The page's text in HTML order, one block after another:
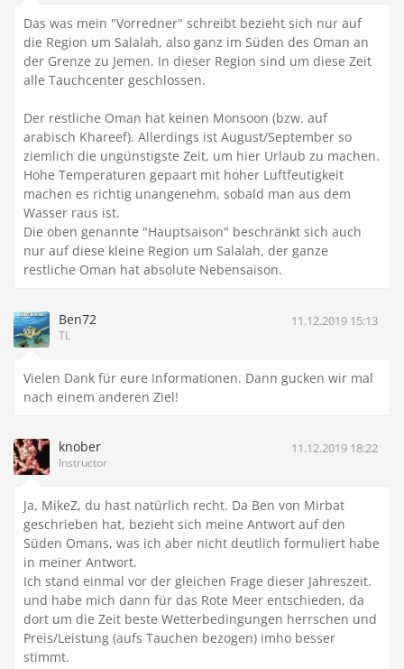
Das was mein "Vorredner" schreibt bezieht sich nur auf
die Region um Salalah, also ganz im Süden des Oman an
der Grenze zu Jemen. In dieser Region sind um diese Zeit
alle Tauchcenter geschlossen.
Der restliche Oman hat keinen Monsoon (bzw. auf
arabisch Khareef). Allerdings ist August/September so
ziemlich die ungünstigste Zeit, um hier Urlaub zu machen.
Hohe Temperaturen gepaart mit hoher Luftfeutigkeit
machen es richtig unangenehm, sobald man aus dem
Wasser raus ist.
Die oben genannte "Hauptsaison" beschränkt sich auch
nur auf diese kleine Region um Salalah, der ganze
restliche Oman hat absolute Nebensaison.
Ben72
TL
11.12.2019 15:13
Vielen Dank für eure Informationen. Dann gucken wir mal
nach einem anderen Ziel!
knober
Instructor
11.12.2019 18:22
Ja, MikeZ, du hast natürlich recht. Da Ben von Mirbat
geschrieben hat, bezieht sich meine Antwort auf den
Süden Omans, was ich aber nicht deutlich formuliert habe
in meiner Antwort.
Ich stand einmal vor der gleichen Frage dieser Jahreszeit.
und habe mich dann für das Rote Meer entschieden, da
dort um die Zeit beste Wetterbedingungen herrschen und
Preis/Leistung (aufs Tauchen bezogen) imho besser
stimmt.